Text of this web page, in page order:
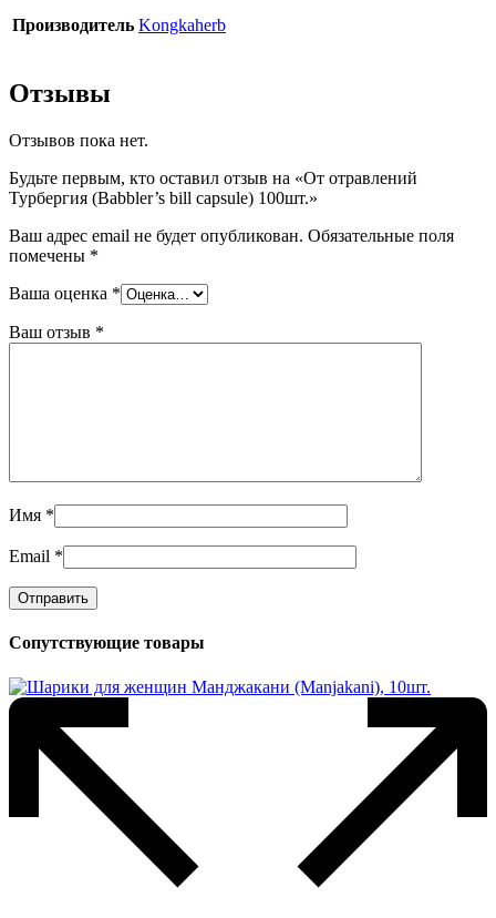
Производитель Kongkaherb
Отзывы
Отзывов пока нет.
Будьте первым, кто оставил отзыв на «От отравлений
Турбергия (Babbler’s bill capsule) 100шт.»
Ваш адрес email не будет опубликован. Обязательные поля
помечены *
Ваша оценка *
Ваш отзыв *
Имя *
Email *
Сопутствующие товары